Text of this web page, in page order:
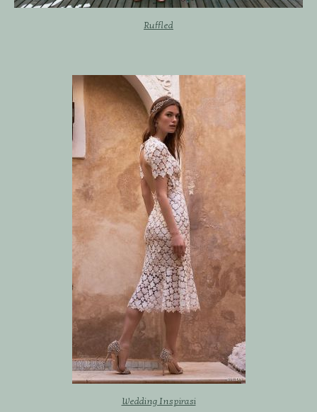
Ruffled
Wedding Inspirasi